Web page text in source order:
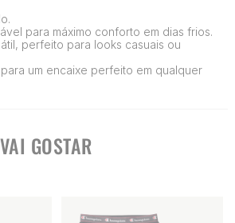
para máximo conforto em dias frios.
perfeito para looks casuais ou
um encaixe perfeito em qualquer
GOSTAR